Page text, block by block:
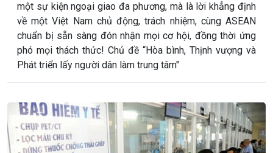
một sự kiện ngoại giao đa phương, mà là lời khẳng định
về một Việt Nam chủ động, trách nhiệm, cùng ASEAN
chuẩn bị sẵn sàng đón nhận mọi cơ hội, đồng thời ứng
phó mọi thách thức! Chủ đề “Hòa bình, Thịnh vượng và
Phát triển lấy người dân làm trung tâm"